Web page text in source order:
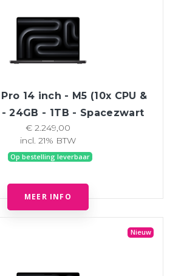
14 inch - M5 (10x CPU &
- 24GB - 1TB - Spacezwart
€ 2.249,00
incl. 21% BTW
Op bestelling leverbaar
MEER INFO
Nieuw